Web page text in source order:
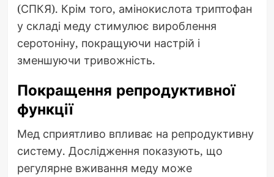
(СПКЯ). Крім того, амінокислота триптофан
у складі меду стимулює вироблення
серотоніну, покращуючи настрій і
зменшуючи тривожність.
Покращення репродуктивної
функції
Мед сприятливо впливає на репродуктивну
систему. Дослідження показують, що
регулярне вживання меду може